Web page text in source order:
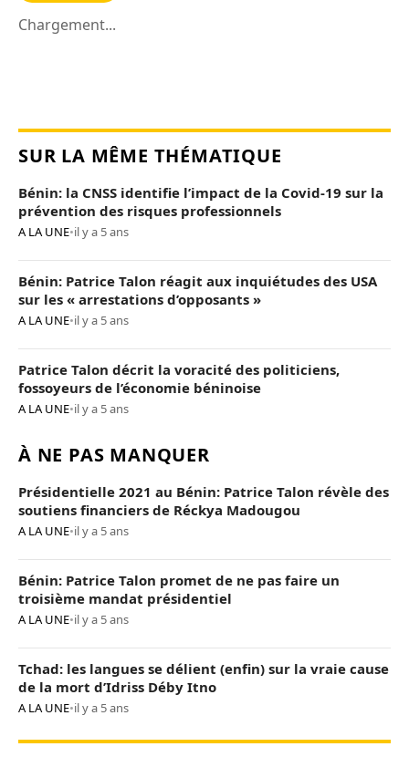
Chargement...
SUR LA MÊME THÉMATIQUE
Bénin: la CNSS identifie l’impact de la Covid-19 sur la
prévention des risques professionnels
A LA UNE•il y a 5 ans
Bénin: Patrice Talon réagit aux inquiétudes des USA
sur les « arrestations d’opposants »
A LA UNE•il y a 5 ans
Patrice Talon décrit la voracité des politiciens,
fossoyeurs de l’économie béninoise
A LA UNE•il y a 5 ans
À NE PAS MANQUER
Présidentielle 2021 au Bénin: Patrice Talon révèle des
soutiens financiers de Réckya Madougou
A LA UNE•il y a 5 ans
Bénin: Patrice Talon promet de ne pas faire un
troisième mandat présidentiel
A LA UNE•il y a 5 ans
Tchad: les langues se délient (enfin) sur la vraie cause
de la mort d’Idriss Déby Itno
A LA UNE•il y a 5 ans